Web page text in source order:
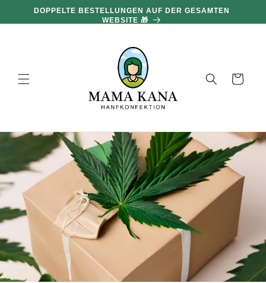
und zumDOPPELTE BESTELLUNGEN AUF DER GESAMTEN
WEBSITE 🎁
Warenkorb